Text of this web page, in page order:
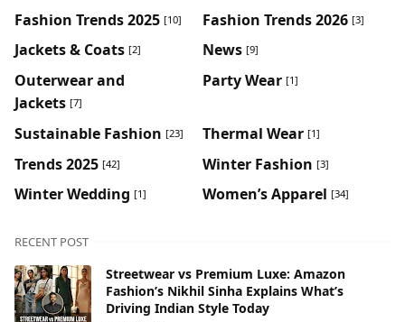
Fashion Trends 2025 [10] Fashion Trends 2026 [3]
Jackets & Coats [2] News [9]
Outerwear and
Jackets [7]
Party Wear [1]
Sustainable Fashion [23] Thermal Wear [1]
Trends 2025 [42] Winter Fashion [3]
Winter Wedding [1] Women’s Apparel [34]
RECENT POST
Streetwear vs Premium Luxe: Amazon
Fashion’s Nikhil Sinha Explains What’s
Driving Indian Style Today